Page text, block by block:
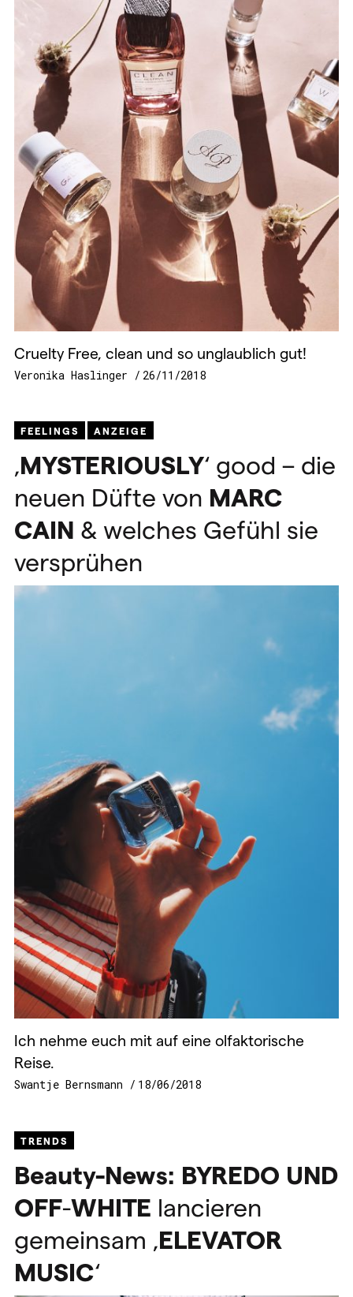
Cruelty Free, clean und so unglaublich gut!
Veronika Haslinger 26/11/2018
FEELINGS ANZEIGE
‚MYSTERIOUSLY‘ good – die
neuen Düfte von MARC
CAIN & welches Gefühl sie
versprühen
Ich nehme euch mit auf eine olfaktorische
Reise.
Swantje Bernsmann 18/06/2018
TRENDS
Beauty-News: BYREDO UND
OFF-WHITE lancieren
gemeinsam ‚ELEVATOR
MUSIC‘